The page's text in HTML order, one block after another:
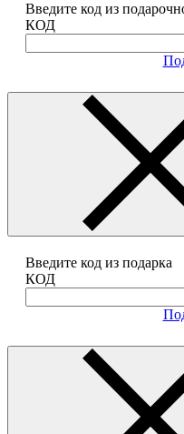
Введите код из
КОД
Введите код из подарка
КОД